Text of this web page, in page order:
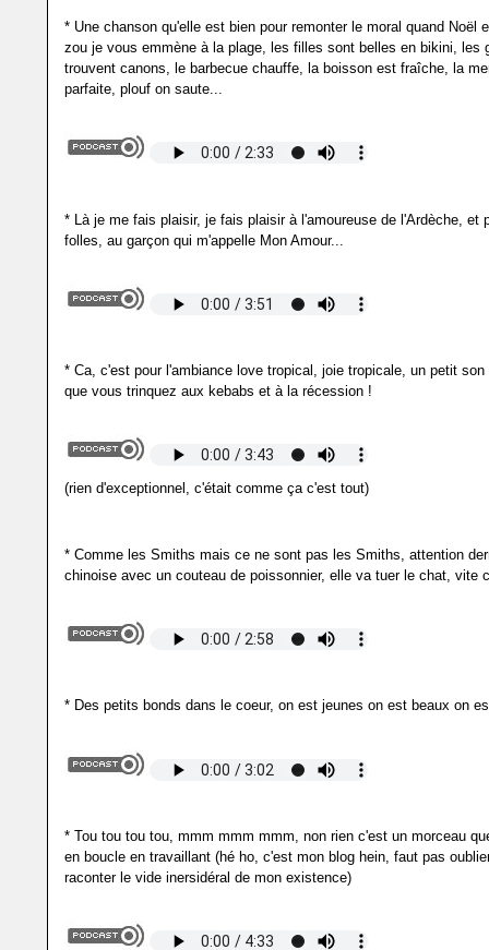
* Une chanson qu'elle est bien pour remonter le moral quand Noël
zou je vous emmène à la plage, les filles sont belles en bikini, les
trouvent canons, le barbecue chauffe, la boisson est fraîche, la
parfaite, plouf on saute...
* Là je me fais plaisir, je fais plaisir à l'amoureuse de l'Ardèche, et
folles, au garçon qui m'appelle Mon Amour...
* Ca, c'est pour l'ambiance love tropical, joie tropicale, un petit son
que vous trinquez aux kebabs et à la récession !
(rien d'exceptionnel, c'était comme ça c'est tout)
* Comme les Smiths mais ce ne sont pas les Smiths, attention
chinoise avec un couteau de poissonnier, elle va tuer le chat, vite
* Des petits bonds dans le coeur, on est jeunes on est beaux on
* Tou tou tou tou, mmm mmm mmm, non rien c'est un morceau
en boucle en travaillant (hé ho, c'est mon blog hein, faut pas
raconter le vide inersidéral de mon existence)